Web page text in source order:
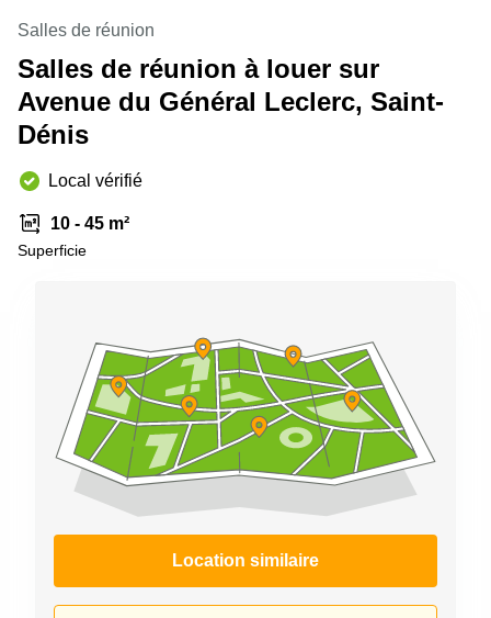
Salles de réunion
Salles de réunion à louer sur
Avenue du Général Leclerc, Saint-
Dénis
Local vérifié
10 - 45 m²
Superficie
Location similaire